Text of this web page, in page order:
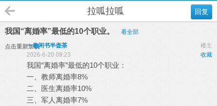
回复
拉呱拉呱
我国“离婚率”最低的10个职业。 看全部
点击重新加载 楼主
一卷闲书半壶茶
收藏
2026-6-20 09:23
我国“离婚率”最低的10个职业：
一、教师离婚率8%
二、医生离婚率10%
三、军人离婚率7%